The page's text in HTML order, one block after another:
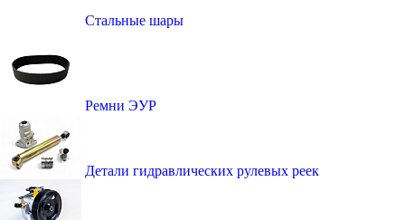
Стальные шары
Ремни ЭУР
Детали гидравлических рулевых реек